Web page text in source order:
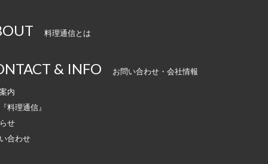
料理通信とは
& INFO お問い合わせ・会社情報
内
料理通信』
せ
合わせ